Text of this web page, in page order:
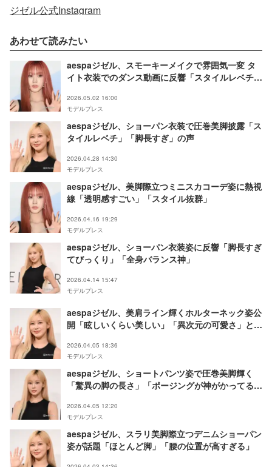
ジゼル公式Instagram
あわせて読みたい
aespaジゼル、スモーキーメイクで雰囲気一変 タ
イト衣装でのダンス動画に反響「スタイルレベチ」
2026.05.02 16:00
モデルプレス
aespaジゼル、ショーパン衣装で圧巻美脚披露「ス
タイルレベチ」「脚長すぎ」の声
2026.04.28 14:30
モデルプレス
aespaジゼル、美脚際立つミニスカコーデ姿に熱視
線「透明感すごい」「スタイル抜群」
2026.04.16 19:29
モデルプレス
aespaジゼル、ショーパン衣装姿に反響「脚長すぎ
てびっくり」「全身バランス神」
2026.04.14 15:47
モデルプレス
aespaジゼル、美肩ライン輝くホルターネック姿公
開「眩しいくらい美しい」「異次元の可愛さ」と反
2026.04.05 18:36
モデルプレス
aespaジゼル、ショートパンツ姿で圧巻美脚輝く
「驚異の脚の長さ」「ポージングが神がかってる」
2026.04.05 12:20
モデルプレス
aespaジゼル、スラリ美脚際立つデニムショーパン
姿が話題「ほとんど脚」「腰の位置が高すぎる」